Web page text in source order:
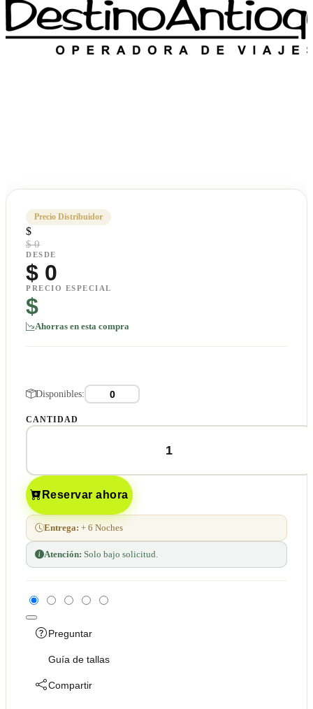
Precio Distribuidor
$
$ 0
DESDE
$ 0
PRECIO ESPECIAL
$
Ahorras en esta compra
Disponibles:
CANTIDAD
Reservar ahora
Entrega: + 6 Noches
Atención: Solo bajo solicitud.
Preguntar
Guía de tallas
Compartir